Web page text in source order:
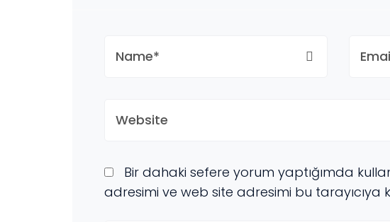
Bir dahaki sefere yorum yaptığımda
adresimi ve web site adresimi bu tarayıcıya